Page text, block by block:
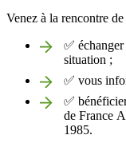
Venez à la rencontre
✅
situation ;
✅ vous
✅
de France
1985.